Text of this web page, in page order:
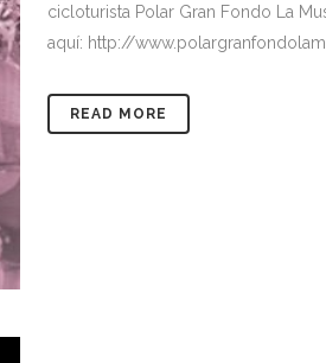
cicloturista Polar Gran Fondo La
aquí: http://
READ MORE